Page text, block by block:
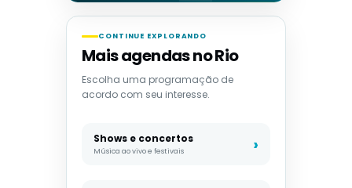
CONTINUE EXPLORANDO
Mais agendas no Rio
Escolha uma programação de
acordo com seu interesse.
Shows e concertos
Música ao vivo e festivais